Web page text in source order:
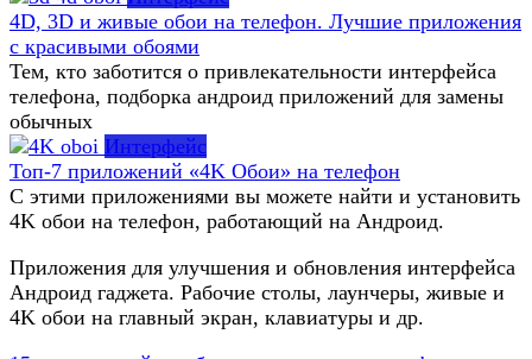
4D, 3D и живые обои на телефон. Лучшие приложения
с красивыми обоями
Тем, кто заботится о привлекательности интерфейса
телефона, подборка андроид приложений для замены
обычных
Интерфейс
Топ-7 приложений «4K Обои» на телефон
С этими приложениями вы можете найти и установить
4K обои на телефон, работающий на Андроид.
Приложения для улучшения и обновления интерфейса
Андроид гаджета. Рабочие столы, лаунчеры, живые и
4K обои на главный экран, клавиатуры и др.